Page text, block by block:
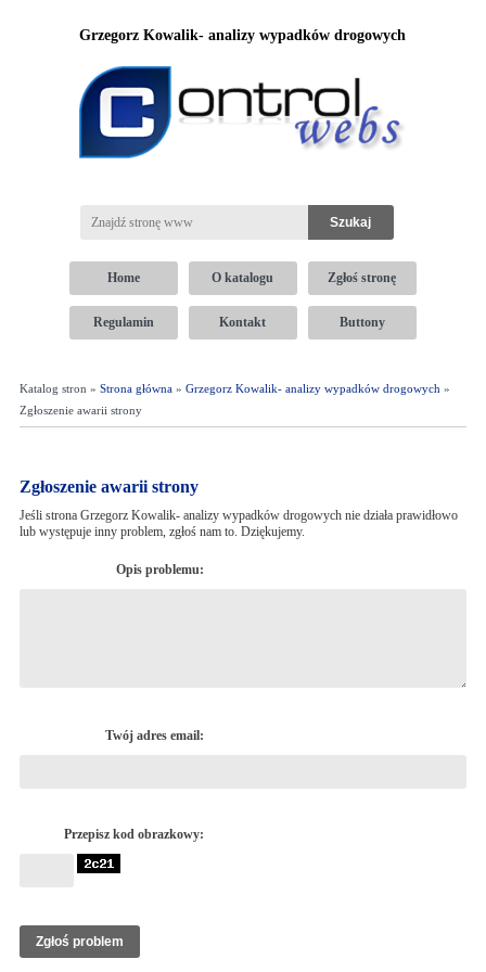
Grzegorz Kowalik- analizy wypadków drogowych
Home O katalogu Zgłoś stronę
Regulamin Kontakt Buttony
Katalog stron » Strona główna» Grzegorz Kowalik- analizy wypadków drogowych »
Zgłoszenie awarii strony
Zgłoszenie awarii strony
Jeśli strona Grzegorz Kowalik- analizy wypadków drogowych nie działa prawidłowo
lub występuje inny problem, zgłoś nam to. Dziękujemy.
Opis problemu:
Twój adres email:
Przepisz kod obrazkowy: